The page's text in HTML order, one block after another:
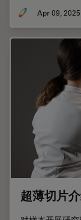
Apr 09, 2025
超薄切片